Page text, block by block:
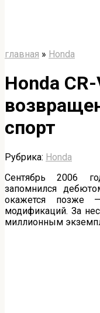
главная » Honda
Honda
спорт
Рубрика: Honda
Сентябрь 2006
запомнился
окажется позже
модификаций. За
миллионным